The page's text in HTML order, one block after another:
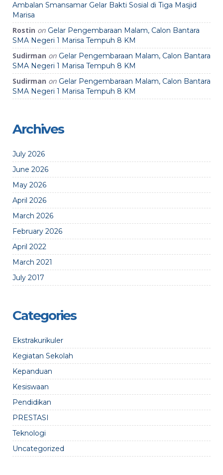
Ambalan Smansamar Gelar Bakti Sosial di Tiga Masjid
Marisa
Rostin on Gelar Pengembaraan Malam, Calon Bantara
SMA Negeri 1 Marisa Tempuh 8 KM
Sudirman on Gelar Pengembaraan Malam, Calon Bantara
SMA Negeri 1 Marisa Tempuh 8 KM
Sudirman on Gelar Pengembaraan Malam, Calon Bantara
SMA Negeri 1 Marisa Tempuh 8 KM
Archives
July 2026
June 2026
May 2026
April 2026
March 2026
February 2026
April 2022
March 2021
July 2017
Categories
Ekstrakurikuler
Kegiatan Sekolah
Kepanduan
Kesiswaan
Pendidikan
PRESTASI
Teknologi
Uncategorized